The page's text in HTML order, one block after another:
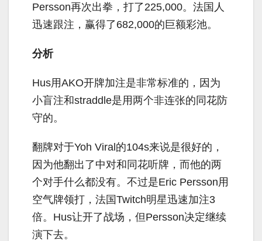
Persson再次出拳，打了225,000。法国人
迅速跟注，赢得了682,000的巨额彩池。
分析
Hus用AKO开牌加注是非常标准的，因为
小盲注和straddle是用两个非连张的同花防
守的。
翻牌对于Yoh Viral的104s来说是很好的，
因为他翻出了中对和同花听牌，而他的两
个对手什么都没有。不过是Eric Persson用
空气牌领打，法国Twitch明星迅速加注3
倍。Hus让开了战场，但Persson决定继续
演下去。